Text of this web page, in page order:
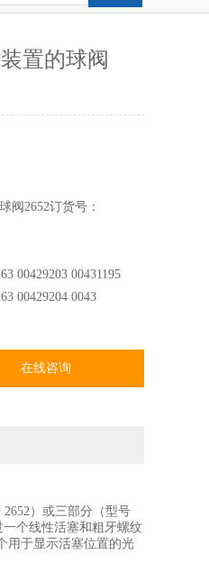
置的球阀
阀2652订货号：
00429203 00431195
00429204 0043
在线咨询
）或三部分（型号
个线性活塞和粗牙螺纹
用于显示活塞位置的光